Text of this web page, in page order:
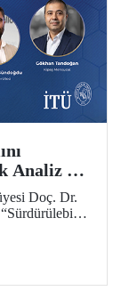
Analiz ve
Projeye
Doç. Dr.
Maruziyeti